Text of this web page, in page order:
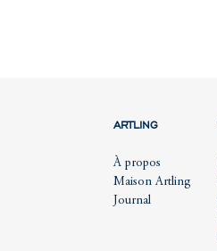
ARTLING
À propos
Maison Artling
Journal